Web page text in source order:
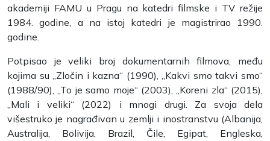
akademiji FAMU u Pragu na katedri filmske i TV režije
1984. godine, a na istoj katedri je magistrirao 1990.
godine.
Potpisao je veliki broj dokumentarnih filmova, među
kojima su „Zločin i kazna“ (1990), „Kakvi smo takvi smo“
(1988/90), „To je samo moje“ (2003), „Koreni zla“ (2015),
„Mali i veliki“ (2022) i mnogi drugi. Za svoja dela
višestruko je nagrađivan u zemlji i inostranstvu (Albanija,
Australija, Bolivija, Brazil, Čile, Egipat, Engleska,